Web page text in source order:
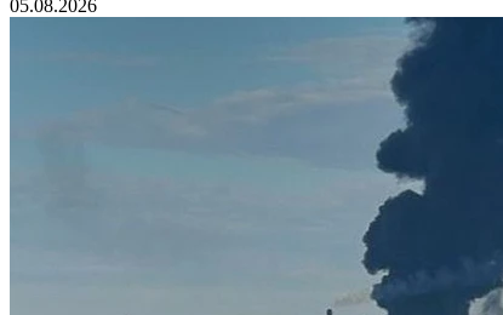
05.08.2026